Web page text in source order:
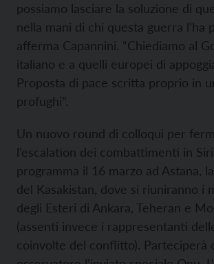
possiamo lasciare la soluzione di
nella mani di chi questa guerra l’ha
afferma Capannini. “Chiediamo al
italiano e a quelli europei di
Proposta di pace scritta proprio in
profughi”.
Un nuovo round di colloqui per
l’escalation dei combattimenti in
programma il 16 marzo ad Astana,
del Kasakistan, dove si riuniranno i
degli Esteri di Ankara, Teheran e
(assenti invece i rappresentanti
coinvolte del conflitto). Parteciperà